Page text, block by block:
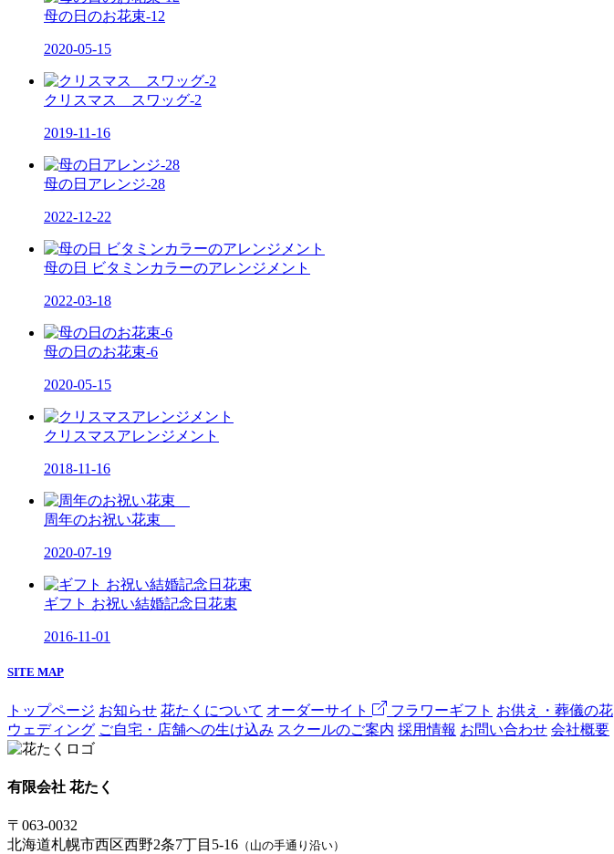
母の日のお花束-12
2020-05-15
クリスマス スワッグ-2
2019-11-16
母の日アレンジ-28
2022-12-22
母の日 ビタミンカラーのアレンジメント
2022-03-18
母の日のお花束-6
2020-05-15
クリスマスアレンジメント
2018-11-16
周年のお祝い花束
2020-07-19
ギフト お祝い結婚記念日花束
2016-11-01
SITE MAP
トップページ お知らせ 花たくについて オーダーサイト フラワーギフト お供え・葬儀の花
ウェディング ご自宅・店舗への生け込み スクールのご案内 採用情報 お問い合わせ 会社概要
有限会社 花たく
〒063-0032
北海道札幌市西区西野2条7丁目5-16 （山の手通り沿い）